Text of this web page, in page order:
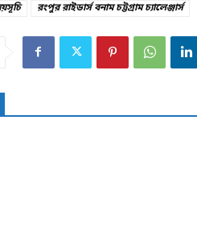
রংপুর রাইডার্স বনাম চট্টগ্রাম চ্যালেঞ্জার্স